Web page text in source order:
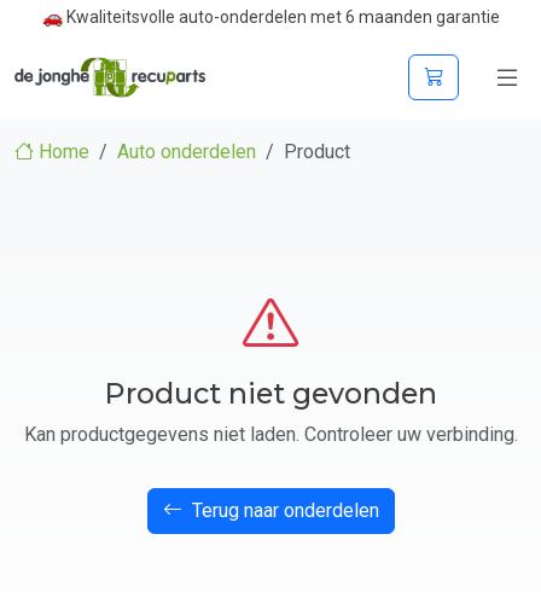
🚗 Kwaliteitsvolle auto-onderdelen met 6 maanden garantie
Home Auto onderdelen Product
Product niet gevonden
Kan productgegevens niet laden. Controleer uw verbinding.
Terug naar onderdelen